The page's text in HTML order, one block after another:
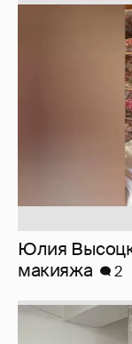
Юлия
макияжа
2